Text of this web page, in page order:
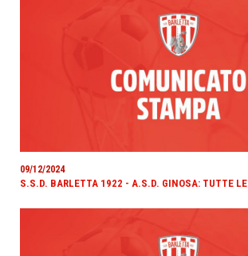
09/12/2024
S.S.D. BARLETTA 1922 - A.S.D. GINOSA: TUTTE